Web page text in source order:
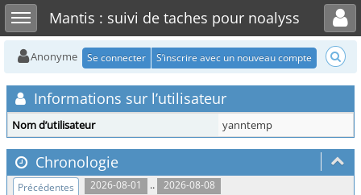
Toggle sidebarMantis : suivi de taches pour noalyss
Toggle user menu
Anonyme Se connecter S’inscrire avec un nouveau compte
Informations sur l’utilisateur
Nom d’utilisateur yanntemp
Chronologie
2026-08-01 .. 2026-08-08
Précédentes